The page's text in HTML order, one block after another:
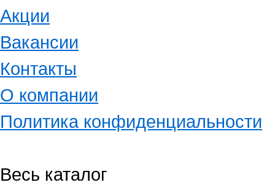
Акции
Вакансии
Контакты
О компании
Политика конфиденциальности
Весь каталог